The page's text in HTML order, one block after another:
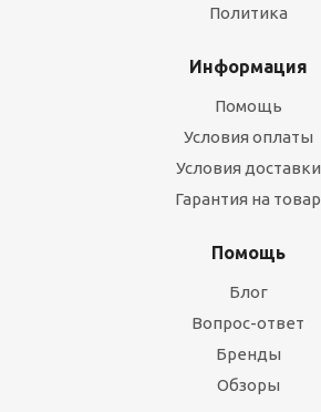
Политика
Информация
Помощь
Условия оплаты
Условия доставки
Гарантия на товар
Помощь
Блог
Вопрос-ответ
Бренды
Обзоры